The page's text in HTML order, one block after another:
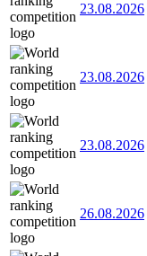
23.08.2026
23.08.2026
23.08.2026
26.08.2026